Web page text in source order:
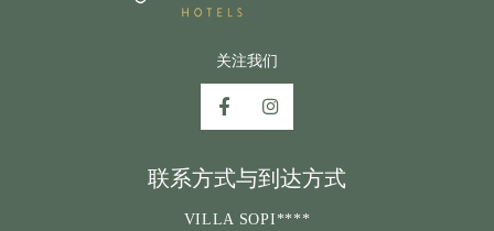
关注我们
联系方式与到达方式
VILLA SOPI****